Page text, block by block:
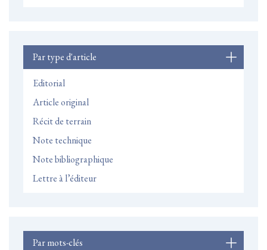
Par type d'article
Editorial
Article original
Récit de terrain
Note technique
Note bibliographique
Lettre à l’éditeur
Par mots-clés